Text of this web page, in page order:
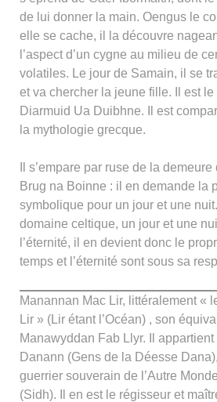
de lui donner la main. Oengus le
elle se cache, il la découvre
l’aspect d’un cygne au milieu de
volatiles. Le jour de Samain, il se
et va chercher la jeune fille. Il est
Diarmuid Ua Duibhne. Il est
la mythologie grecque.
Il s’empare par ruse de la
Brug na Boinne : il en demande la
symbolique pour un jour et une
domaine celtique, un jour et une
l’éternité, il en devient donc le
temps et l’éternité sont sous sa
Manannan Mac Lir, littéralement «
Lir » (Lir étant l’Océan) , son
Manawyddan Fab Llyr. Il
Danann (Gens de la Déesse
guerrier souverain de l’Autre
(Sidh). Il en est le régisseur et